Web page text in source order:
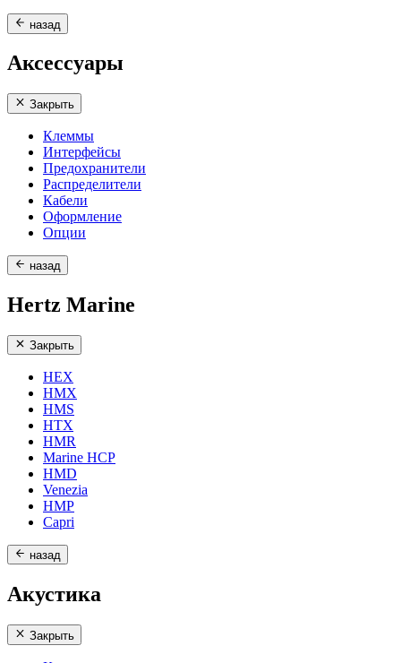
назад
Аксессуары
Закрыть
Клеммы
Интерфейсы
Предохранители
Распределители
Кабели
Оформление
Опции
назад
Hertz Marine
Закрыть
HEX
HMX
HMS
HTX
HMR
Marine HCP
HMD
Venezia
HMP
Capri
назад
Акустика
Закрыть